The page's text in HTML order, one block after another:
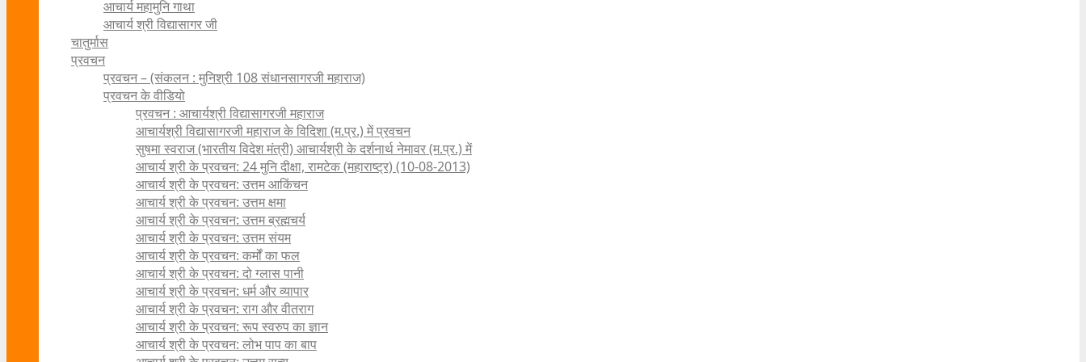
आचार्य महामुनि गाथा
आचार्य श्री विद्यासागर जी
चातुर्मास
प्रवचन
प्रवचन – (संकलन : मुनिश्री 108 संधानसागरजी महाराज)
प्रवचन के वीडियो
प्रवचन : आचार्यश्री ‍विद्यासागरजी महाराज
आचार्यश्री विद्यासागरजी महाराज के विदिशा (म.प्र.) में प्रवचन
सुषमा स्वराज (भारतीय विदेश मंत्री) आचार्यश्री के दर्शनार्थ नेमावर (म.प्र.) में
आचार्य श्री के प्रवचन: 24 मुनि दीक्षा, रामटेक (महाराष्ट्र) (10-08-2013)
आचार्य श्री के प्रवचन: उत्तम आकिंचन
आचार्य श्री के प्रवचन: उत्तम क्षमा
आचार्य श्री के प्रवचन: उत्तम ब्रह्मचर्य
आचार्य श्री के प्रवचन: उत्तम संयम
आचार्य श्री के प्रवचन: कर्मों का फल
आचार्य श्री के प्रवचन: दो ग्लास पानी
आचार्य श्री के प्रवचन: धर्म और व्यापार
आचार्य श्री के प्रवचन: राग और वीतराग
आचार्य श्री के प्रवचन: रूप स्वरुप का ज्ञान
आचार्य श्री के प्रवचन: लोभ पाप का बाप